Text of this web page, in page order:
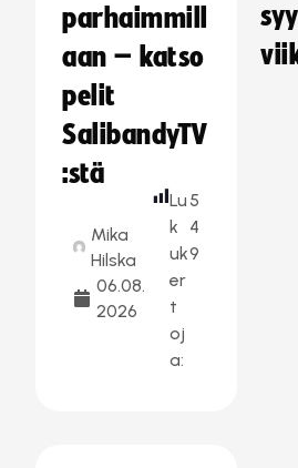
parhaimmill
aan – katso
pelit
SalibandyTV
:stä
Mika
Hilska
06.08.
2026
Lu
k
uk
er
t
oj
a:
5
4
9